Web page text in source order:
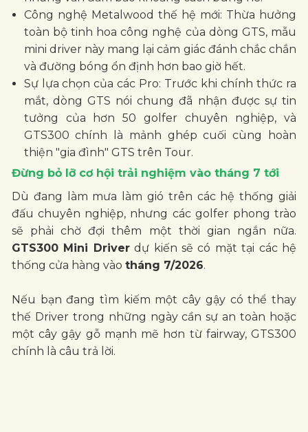
Đừng bỏ lỡ cơ hội trải nghiệm vào tháng 7 tới
Dù đang làm mưa làm gió trên các hệ thống giải
đấu chuyên nghiệp, nhưng các golfer phong trào
sẽ phải chờ đợi thêm một thời gian ngắn nữa.
GTS300 Mini Driverdự kiến sẽ có mặt tại các hệ
thống cửa hàng vàotháng 7/2026 .
Nếu bạn đang tìm kiếm một cây gậy có thể thay
thế Driver trong những ngày cần sự an toàn hoặc
một cây gậy gỗ mạnh mẽ hơn từ fairway, GTS300
chính là câu trả lời.
BÀI VIẾT LIÊN QUAN